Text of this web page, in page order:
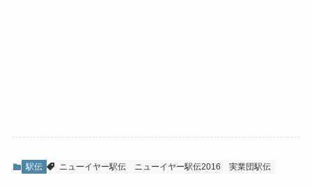
駅伝 ニューイヤー駅伝 ニューイヤー駅伝2016 実業団駅伝